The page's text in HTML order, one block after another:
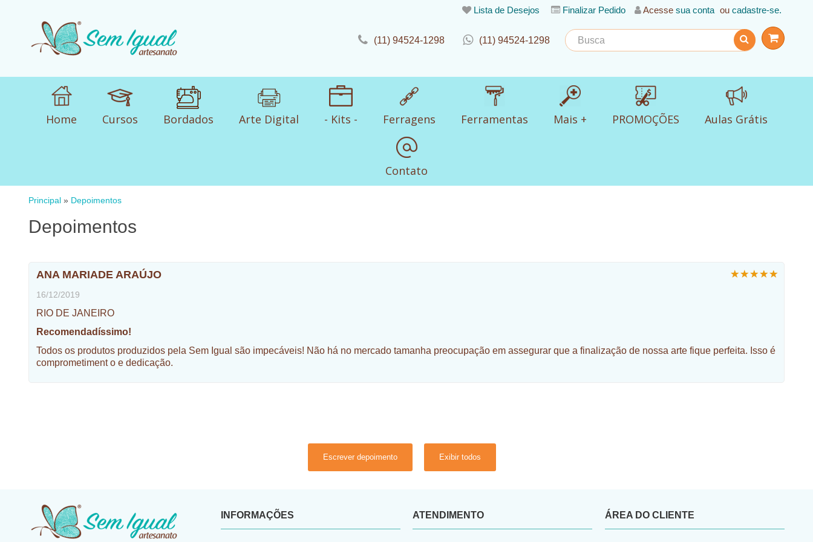
Lista de Desejos Finalizar Pedido Acesse sua conta ou cadastre-se.
(11) 94524-1298 (11) 94524-1298
Home Cursos Bordados Arte Digital - Kits - Ferragens Ferramentas Mais + PROMOÇÕES Aulas Grátis
Contato
Principal » Depoimentos
Depoimentos
ANA MARIADE ARAÚJO
16/12/2019
RIO DE JANEIRO
Recomendadíssimo!
Todos os produtos produzidos pela Sem Igual são impecáveis! Não há no mercado tamanha preocupação em assegurar que a finalização de nossa arte fique perfeita. Isso é
comprometiment o e dedicação.
Escrever depoimento Exibir todos
INFORMAÇÕES ATENDIMENTO ÁREA DO CLIENTE